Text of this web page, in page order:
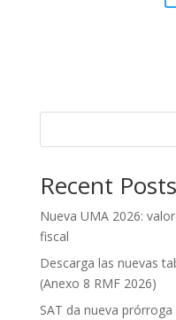
Recent Posts
Nueva UMA 2026:
fiscal
Descarga las nuevas
(Anexo 8 RMF 2026)
SAT da nueva